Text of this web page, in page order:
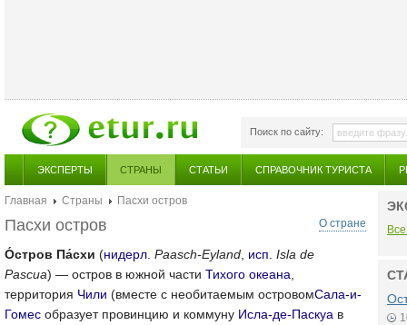
Поиск по сайту:
ЭКСПЕРТЫ СТРАНЫ СТАТЬИ СПРАВОЧНИК ТУРИСТА
Главная Страны
Пасхи остров
О стране
Пасхи остров
О́стров Па́схи (нидерл. Paasch-Eyland исп. Isla de
Pascua) — остров в южной части Тихого океана
территория Чили (вместе с необитаемым островомСала-и-
Гомес образует провинцию и коммуну Исла-де-Паскуа в